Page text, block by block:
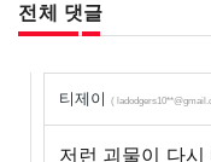
전체 댓글
티제이 (
저런 괴물이 다